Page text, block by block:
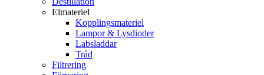
Elmateriel
Kopplingsmateriel
Lampor & Lysdioder
Labsladdar
Tråd
Filtrering